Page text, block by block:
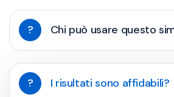
? Chi può usare questo
? I risultati sono affidabili?